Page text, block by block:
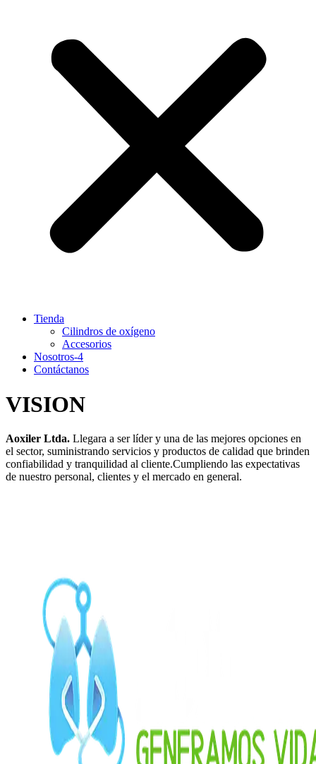
Tienda
Cilindros de oxígeno
Accesorios
Nosotros-4
Contáctanos
VISION
Aoxiler Ltda. Llegara a ser líder y una de las mejores opciones en
el sector, suministrando servicios y productos de calidad que brinden
confiabilidad y tranquilidad al cliente.Cumpliendo las expectativas
de nuestro personal, clientes y el mercado en general.